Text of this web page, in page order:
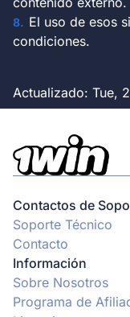
El uso de esos
condiciones.
Actualizado: Tue,
Contactos de
Soporte Técnico
Contacto
Información
Sobre Nosotros
Programa de